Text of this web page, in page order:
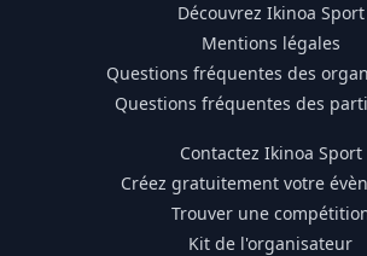
Découvrez Ikinoa Sport
Mentions légales
Questions fréquentes des
Questions fréquentes des
Contactez Ikinoa Sport
Créez gratuitement votre
Trouver une
Kit de l'organisateur